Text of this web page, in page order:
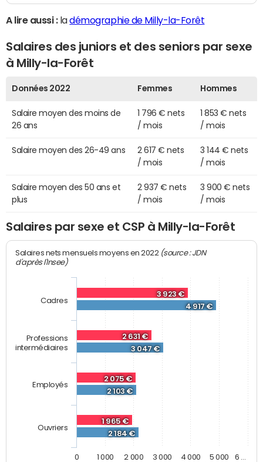
A lire aussi :ladémographie de Milly-la-Forêt
Salaires des juniors et des seniors par sexe
à Milly-la-Forêt
Données 2022 Femmes Hommes
Salaire moyen des moins de
26 ans
1 796 € nets
/ mois
1 853 € nets
/ mois
Salaire moyen des 26-49 ans
2 617 € nets
/ mois
3 144 € nets
/ mois
Salaire moyen des 50 ans et
plus
2 937 € nets
/ mois
3 900 € nets
/ mois
Salaires par sexe et CSP à Milly-la-Forêt
Salaires nets mensuels moyens en 2022 (source : JDN
d'après l'Insee)
3 923 €
2 631 €
2 075 €
1 965 €
4 917 €
3 047 €
2 103 €
2 184 €
Cadres
Professions
intermédiaires
Employés
Ouvriers
0 1 000 2 000 3 000 4 000 5 000 6 …